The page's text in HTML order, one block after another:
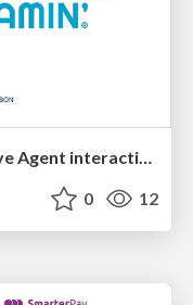
[Portugal Dreamin 2026] Improve Agent interactions with Custom LWCs in Agentforce
0 12